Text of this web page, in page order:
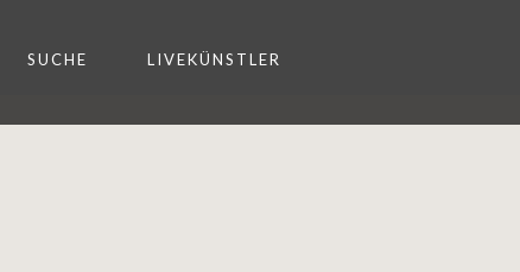
SUCHE LIVEKÜNSTLER